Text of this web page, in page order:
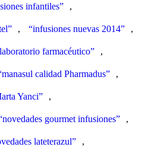
infantiles” ,
, “infusiones nuevas 2014” ,
farmacéutico” ,
calidad Pharmadus” ,
Yanci” ,
gourmet infusiones” ,
lateterazul” ,